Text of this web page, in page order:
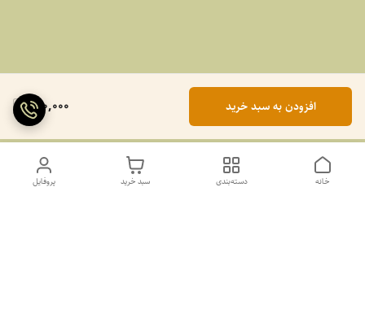
990,000 افزودن به سبد خرید
پروفایل سبد خرید دسته‌بندی خانه